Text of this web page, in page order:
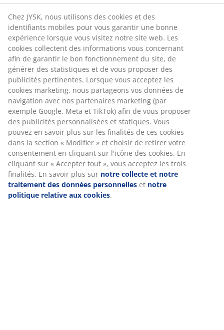
Chez JYSK, nous utilisons des cookies et des
identifiants mobiles pour vous garantir une bonne
expérience lorsque vous visitez notre site web. Les
cookies collectent des informations vous concernant
afin de garantir le bon fonctionnement du site, de
générer des statistiques et de vous proposer des
publicités pertinentes. Lorsque vous acceptez les
cookies marketing, nous partageons vos données de
navigation avec nos partenaires marketing (par
exemple Google, Meta et TikTok) afin de vous proposer
des publicités personnalisées et statiques. Vous
pouvez en savoir plus sur les finalités de ces cookies
dans la section « Modifier » et choisir de retirer votre
consentement en cliquant sur l'icône des cookies. En
cliquant sur « Accepter tout », vous acceptez les trois
finalités. En savoir plus sur notre collecte et notre
traitement des données personnelles et notre
politique relative aux cookies.